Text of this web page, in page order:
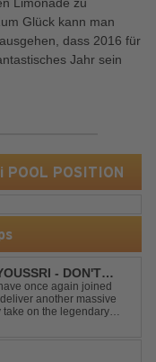
POSITION
- DON'T
once again joined
another massive
take on the legendary
Glück kann man
dass 2016 für
Jahr sein